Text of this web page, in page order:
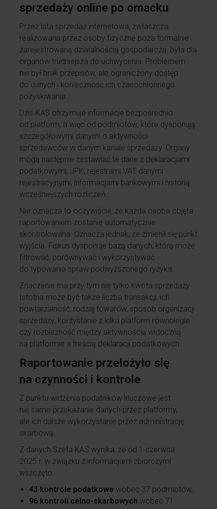
sprzedaży online po omacku
Przez lata sprzedaż internetowa, zwłaszcza
realizowana przez osoby fizyczne poza formalnie
zarejestrowaną działalnością gospodarczą, była dla
organów trudniejsza do uchwycenia. Problemem
nie był brak przepisów, ale ograniczony dostęp
do danych i konieczność ich czasochłonnego
pozyskiwania.
Dziś KAS otrzymuje informacje bezpośrednio
od platform, a więc od podmiotów, które dysponują
szczegółowymi danymi o aktywności
sprzedawców w danym kanale sprzedaży. Organy
mogą następnie zestawiać te dane z deklaracjami
podatkowymi, JPK, rejestrami VAT, danymi
rejestracyjnymi, informacjami bankowymi i historią
wcześniejszych rozliczeń.
Nie oznacza to oczywiście, że każda osoba objęta
raportowaniem zostanie automatycznie
skontrolowana. Oznacza jednak, że zmienił się punkt
wyjścia. Fiskus dysponuje bazą danych, którą może
filtrować, porównywać i wykorzystywać
do typowania spraw podwyższonego ryzyka.
Znaczenie ma przy tym nie tylko kwota sprzedaży.
Istotna może być także liczba transakcji, ich
powtarzalność, rodzaj towarów, sposób organizacji
sprzedaży, korzystanie z kilku platform równolegle
czy rozbieżność między aktywnością widoczną
na platformie a treścią deklaracji podatkowych.
Raportowanie przełożyło się
na czynności i kontrole
Z punktu widzenia podatników kluczowe jest
nie samo przekazanie danych przez platformy,
ale ich dalsze wykorzystanie przez administrację
skarbową.
Z danych Szefa KAS wynika, że od 1 czerwca
2025 r. w związku z informacjami zbiorczymi
wszczęto:
43 kontrole podatkowe wobec 37 podmiotów,
96 kontroli celno-skarbowych wobec 71